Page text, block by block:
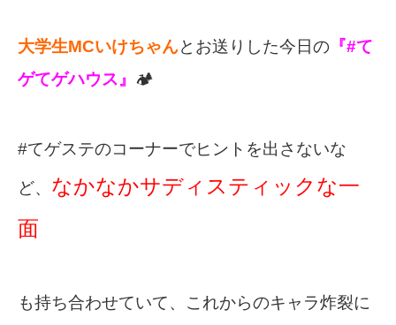
大学生MCいけちゃんとお送りした今日の 『#て
ゲてゲハウス』 🏕
#てゲステのコーナーでヒントを出さないな
ど、 なかなかサディスティックな一
面
も持ち合わせていて、これからのキャラ炸裂に